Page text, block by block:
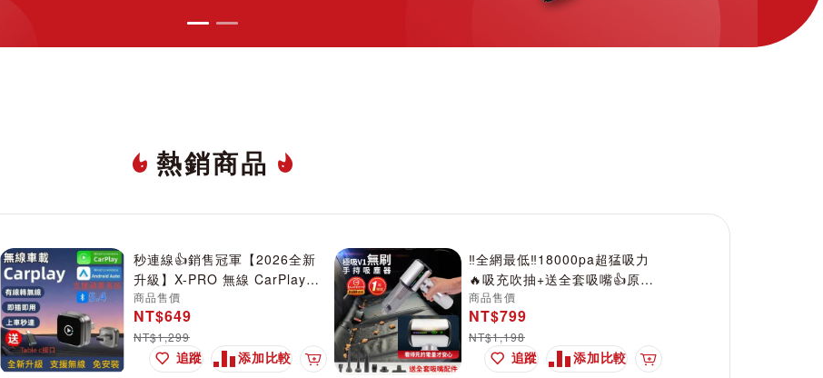
熱銷商品
秒連線👍銷售冠軍【2026全新
升級】X-PRO 無線 CarPlay
M4CP轉接器 Android Auto 雙
系統通用 藍牙5.4 5.8GHz高速
傳輸 即插即用 迷你車用轉接頭
(附Type-C轉接頭)
商品售價
NT$649
NT$1,299
加入購物車
追蹤 添加比較
‼️全網最低‼️18000pa超猛吸力
🔥吸充吹抽+送全套吸嘴👍原廠
一年保固【OMyCar】極吸V1無
刷手持無線吸塵器 (國家認證 一
年保固) 無線吸塵器 無刷電機
除塵 抽真空 車家兩用
商品售價
NT$799
NT$1,198
加入購物車
追蹤 添加比較